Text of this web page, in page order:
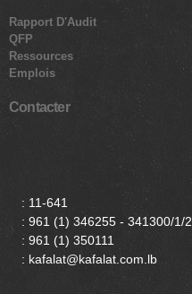
Rapport D'Audit
QFP
Ressources
Emplois
Contacter
: 11-641
: 961 (1) 346255 - 341300/1/2
: 961 (1) 350111
: kafalat@kafalat.com.lb